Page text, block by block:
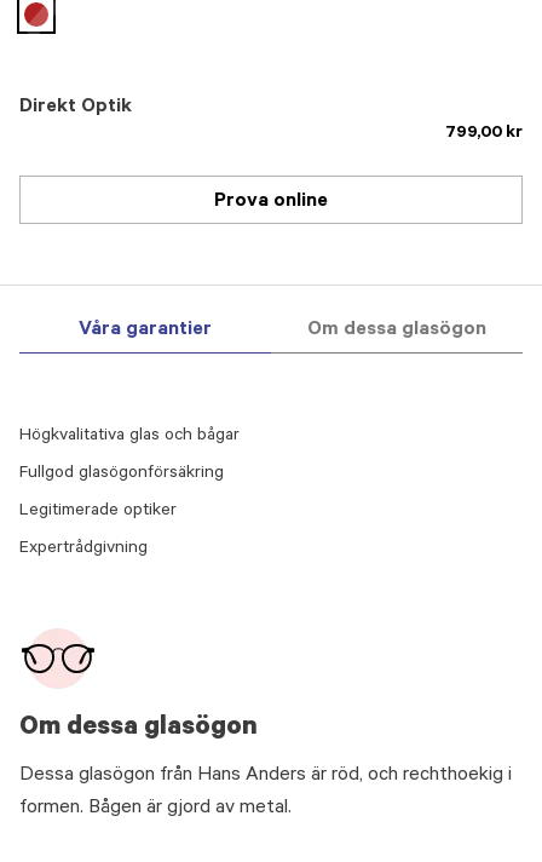
Direkt Optik
799,00 kr
selected
Prova online
Våra garantier Om dessa glasögon
Om dessa glasögon
Dessa glasögon från Hans Anders är röd, och rechthoekig i
formen. Bågen är gjord av metal.
Högkvalitativa glas och bågar
Fullgod glasögonförsäkring
Legitimerade optiker
Expertrådgivning